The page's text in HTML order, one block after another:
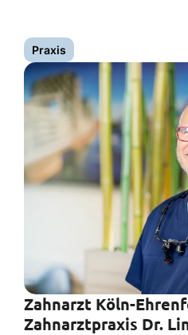
Praxis
Zahnarzt Köln-
Zahnarztpraxis Dr.